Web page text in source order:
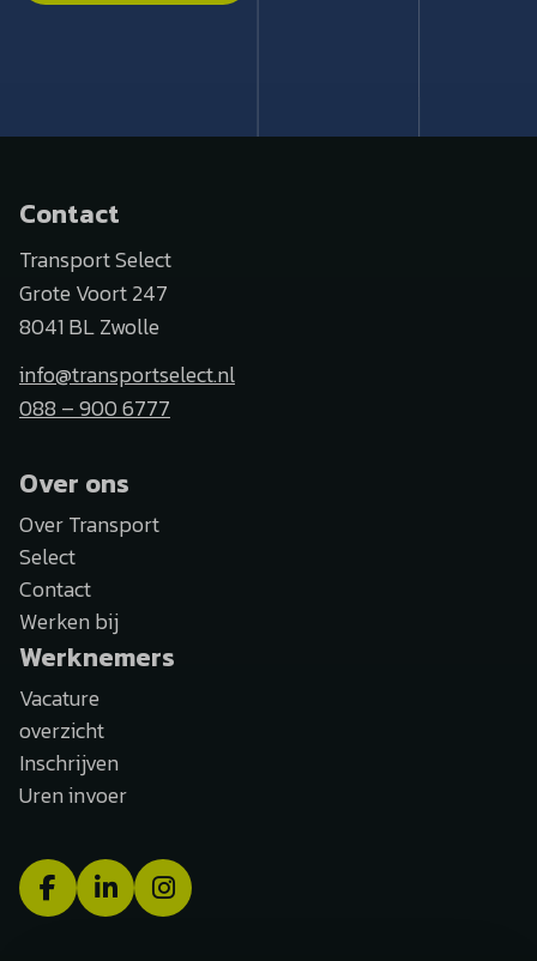
Contact
Transport Select
Grote Voort 247
8041 BL Zwolle
info@transportselect.nl
088 – 900 6777
Over ons
Over Transport
Select
Contact
Werken bij
Werknemers
Vacature
overzicht
Inschrijven
Uren invoer